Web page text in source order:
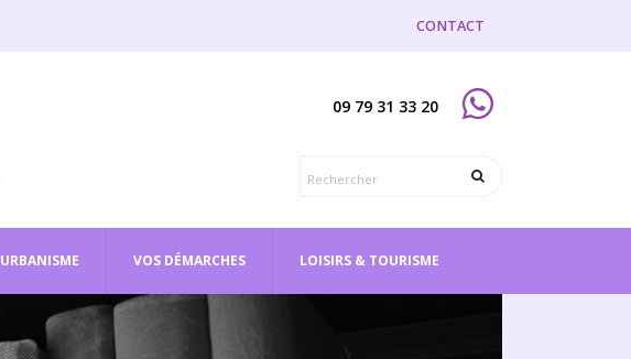
CONTACT
09 79 31 33 20
URBANISME VOS DÉMARCHES LOISIRS & TOURISME